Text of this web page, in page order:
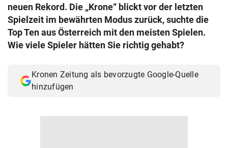
© Krone Multimedia GmbH & Co KG 2026
Muthgasse 2, 1190 Wien
neuen Rekord. Die „Krone“ blickt vor der letzten
Spielzeit im bewährten Modus zurück, suchte die
Top Ten aus Österreich mit den meisten Spielen.
Wie viele Spieler hätten Sie richtig gehabt?
Kronen Zeitung als bevorzugte Google-Quelle
hinzufügen